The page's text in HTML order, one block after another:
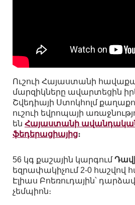
Ուշուի Հայաստանի
մարզիկները ավարտեցին
Շվեդիայի Ստոկհոլմ
ուշուի եվրոպայի
են Հայաստանի ավանդական
ֆեդերացիայից։
56 կգ քաշային կարգում
եզրափակիչում 2-0 հաշվով
Էլիաս Բոեռուդային՝
չեմպիոն։